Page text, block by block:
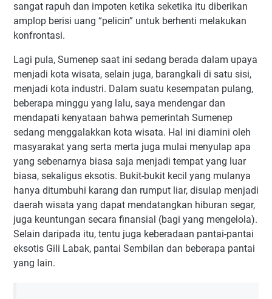
sangat rapuh dan impoten ketika seketika itu diberikan
amplop berisi uang “pelicin” untuk berhenti melakukan
konfrontasi.
Lagi pula, Sumenep saat ini sedang berada dalam upaya
menjadi kota wisata, selain juga, barangkali di satu sisi,
menjadi kota industri. Dalam suatu kesempatan pulang,
beberapa minggu yang lalu, saya mendengar dan
mendapati kenyataan bahwa pemerintah Sumenep
sedang menggalakkan kota wisata. Hal ini diamini oleh
masyarakat yang serta merta juga mulai menyulap apa
yang sebenarnya biasa saja menjadi tempat yang luar
biasa, sekaligus eksotis. Bukit-bukit kecil yang mulanya
hanya ditumbuhi karang dan rumput liar, disulap menjadi
daerah wisata yang dapat mendatangkan hiburan segar,
juga keuntungan secara finansial (bagi yang mengelola).
Selain daripada itu, tentu juga keberadaan pantai-pantai
eksotis Gili Labak, pantai Sembilan dan beberapa pantai
yang lain.